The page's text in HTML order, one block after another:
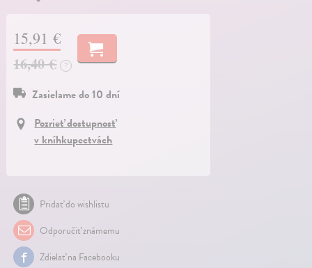
15,91 €
16,40 €
?
Zasielame do 10 dní
Pozrieť dostupnosť
v kníhkupectvách
Pridať do wishlistu
Odporučiť známemu
Zdielať na Facebooku